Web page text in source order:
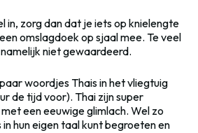
in, zorg dan dat je iets op knielengte
omslagdoek op sjaal mee. Te veel
niet gewaardeerd.
woordjes Thais in het vliegtuig
de tijd voor). Thai zijn super
een eeuwige glimlach. Wel zo
in hun eigen taal kunt begroeten en